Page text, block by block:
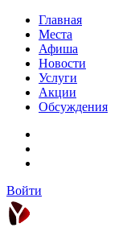
Главная
Места
Афиша
Новости
Услуги
Акции
Обсуждения
Войти